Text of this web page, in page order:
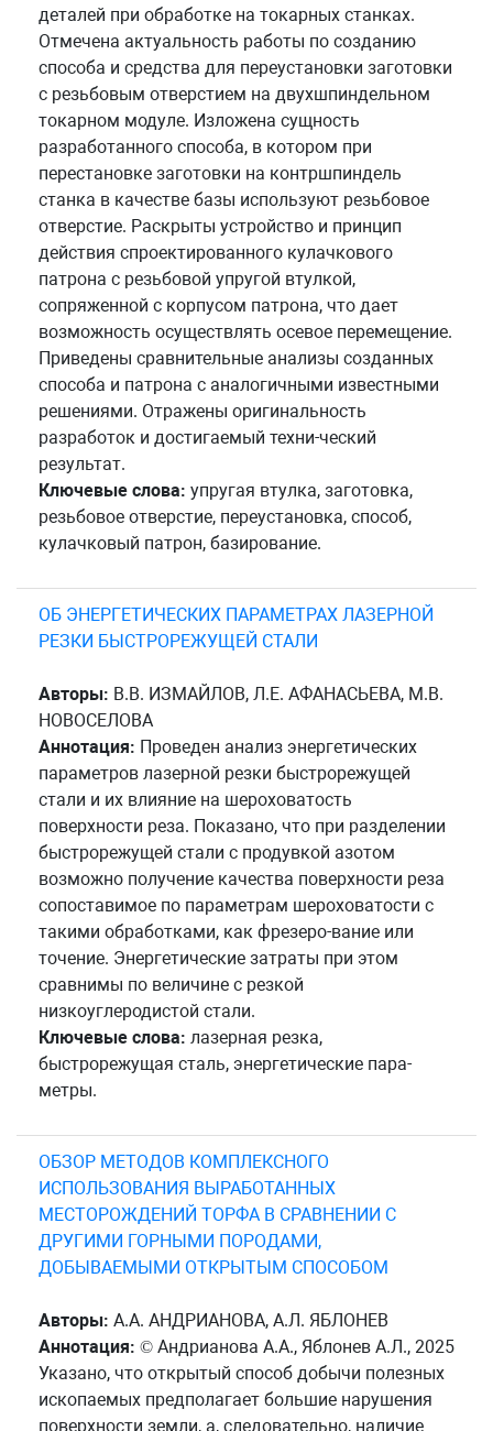
деталей при обработке на токарных станках.
Отмечена актуальность работы по созданию
способа и средства для переустановки заготовки
с резьбовым отверстием на двухшпиндельном
токарном модуле. Изложена сущность
разработанного способа, в котором при
перестановке заготовки на контршпиндель
станка в качестве базы используют резьбовое
отверстие. Раскрыты устройство и принцип
действия спроектированного кулачкового
патрона с резьбовой упругой втулкой,
сопряженной с корпусом патрона, что дает
возможность осуществлять осевое перемещение.
Приведены сравнительные анализы созданных
способа и патрона с аналогичными известными
решениями. Отражены оригинальность
разработок и достигаемый техни-ческий
результат.
Ключевые слова: упругая втулка, заготовка,
резьбовое отверстие, переустановка, способ,
кулачковый патрон, базирование.
ОБ ЭНЕРГЕТИЧЕСКИХ ПАРАМЕТРАХ ЛАЗЕРНОЙ
РЕЗКИ БЫСТРОРЕЖУЩЕЙ СТАЛИ
Авторы: В.В. ИЗМАЙЛОВ, Л.Е. АФАНАСЬЕВА, М.В.
НОВОСЕЛОВА
Аннотация: Проведен анализ энергетических
параметров лазерной резки быстрорежущей
стали и их влияние на шероховатость
поверхности реза. Показано, что при разделении
быстрорежущей стали с продувкой азотом
возможно получение качества поверхности реза
сопоставимое по параметрам шероховатости с
такими обработками, как фрезеро-вание или
точение. Энергетические затраты при этом
сравнимы по величине с резкой
низкоуглеродистой стали.
Ключевые слова: лазерная резка,
быстрорежущая сталь, энергетические пара-
метры.
ОБЗОР МЕТОДОВ КОМПЛЕКСНОГО
ИСПОЛЬЗОВАНИЯ ВЫРАБОТАННЫХ
МЕСТОРОЖДЕНИЙ ТОРФА В СРАВНЕНИИ С
ДРУГИМИ ГОРНЫМИ ПОРОДАМИ,
ДОБЫВАЕМЫМИ ОТКРЫТЫМ СПОСОБОМ
Авторы: А.А. АНДРИАНОВА, А.Л. ЯБЛОНЕВ
Аннотация: © Андрианова А.А., Яблонев А.Л., 2025
Указано, что открытый способ добычи полезных
ископаемых предполагает большие нарушения
поверхности земли, а, следовательно, наличие